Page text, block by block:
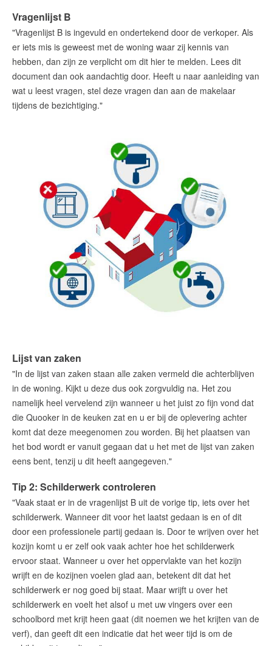
Vragenlijst B
"Vragenlijst B is ingevuld en ondertekend door de verkoper. Als
er iets mis is geweest met de woning waar zij kennis van
hebben, dan zijn ze verplicht om dit hier te melden. Lees dit
document dan ook aandachtig door. Heeft u naar aanleiding van
wat u leest vragen, stel deze vragen dan aan de makelaar
tijdens de bezichtiging."
Lijst van zaken
"In de lijst van zaken staan alle zaken vermeld die achterblijven
in de woning. Kijkt u deze dus ook zorgvuldig na. Het zou
namelijk heel vervelend zijn wanneer u het juist zo fijn vond dat
die Quooker in de keuken zat en u er bij de oplevering achter
komt dat deze meegenomen zou worden. Bij het plaatsen van
het bod wordt er vanuit gegaan dat u het met de lijst van zaken
eens bent, tenzij u dit heeft aangegeven."
Tip 2: Schilderwerk controleren
"Vaak staat er in de vragenlijst B uit de vorige tip, iets over het
schilderwerk. Wanneer dit voor het laatst gedaan is en of dit
door een professionele partij gedaan is. Door te wrijven over het
kozijn komt u er zelf ook vaak achter hoe het schilderwerk
ervoor staat. Wanneer u over het oppervlakte van het kozijn
wrijft en de kozijnen voelen glad aan, betekent dit dat het
schilderwerk er nog goed bij staat. Maar wrijft u over het
schilderwerk en voelt het alsof u met uw vingers over een
schoolbord met krijt heen gaat (dit noemen we het krijten van de
verf), dan geeft dit een indicatie dat het weer tijd is om de